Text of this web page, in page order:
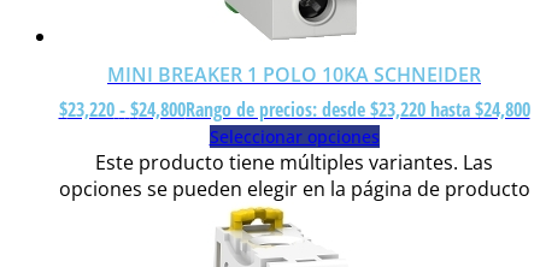
MINI BREAKER 1 POLO 10KA SCHNEIDER
$23,220 - $24,800Rango de precios: desde $23,220 hasta $24,800
Seleccionar opciones
Este producto tiene múltiples variantes. Las
opciones se pueden elegir en la página de producto